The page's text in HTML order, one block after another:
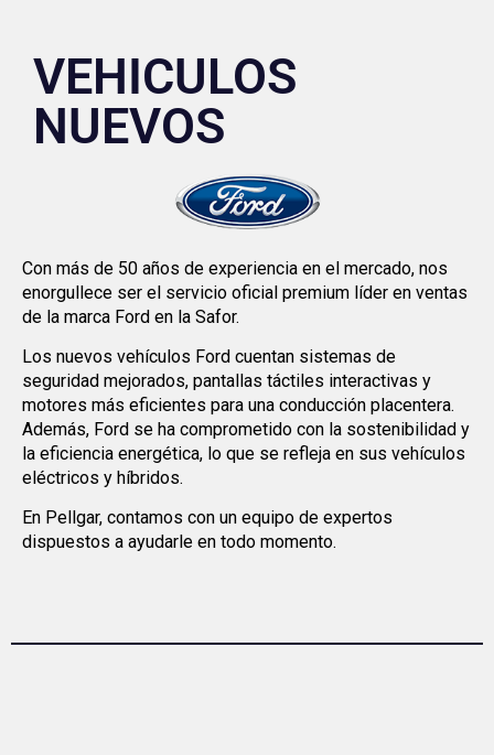
VEHICULOS
NUEVOS
Con más de 50 años de experiencia en el mercado, nos
enorgullece ser el servicio oficial premium líder en ventas
de la marca Ford en la Safor.
Los nuevos vehículos Ford cuentan sistemas de
seguridad mejorados, pantallas táctiles interactivas y
motores más eficientes para una conducción placentera.
Además, Ford se ha comprometido con la sostenibilidad y
la eficiencia energética, lo que se refleja en sus vehículos
eléctricos y híbridos.
En Pellgar, contamos con un equipo de expertos
dispuestos a ayudarle en todo momento.